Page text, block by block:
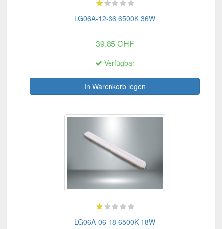
LG06A-12-36 6500K 36W
39,85 CHF
Verfügbar
In Warenkorb legen
LG06A-06-18 6500K 18W